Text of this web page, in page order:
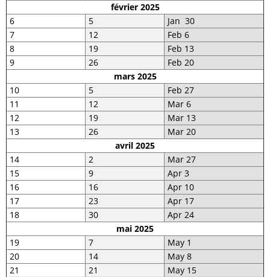
février 2025
6
5
Jan 30
7
12
Feb 6
8
19
Feb 13
9
26
Feb 20
mars 2025
10
5
Feb 27
11
12
Mar 6
12
19
Mar 13
13
26
Mar 20
avril 2025
14
2
Mar 27
15
9
Apr 3
16
16
Apr 10
17
23
Apr 17
18
30
Apr 24
mai 2025
19
7
May 1
20
14
May 8
21
21
May 15